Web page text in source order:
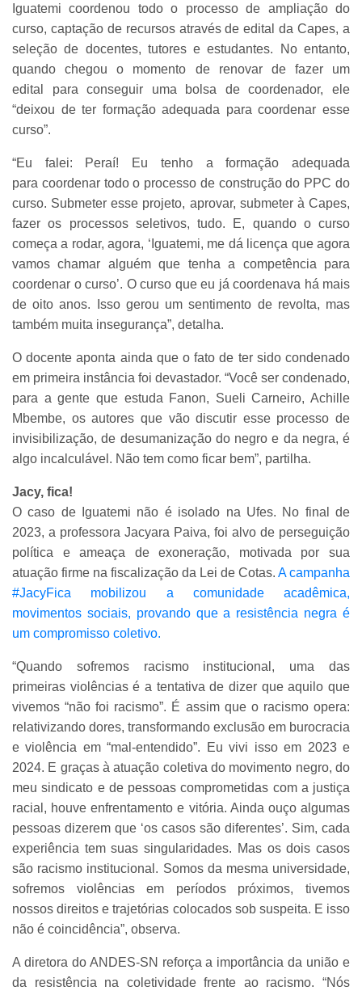
Iguatemi coordenou todo o processo de ampliação do
curso, captação de recursos através de edital da Capes, a
seleção de docentes, tutores e estudantes. No entanto,
quando chegou o momento de renovar de fazer um
edital para conseguir uma bolsa de coordenador, ele
“deixou de ter formação adequada para coordenar esse
curso”.
“Eu falei: Peraí! Eu tenho a formação adequada
para coordenar todo o processo de construção do PPC do
curso. Submeter esse projeto, aprovar, submeter à Capes,
fazer os processos seletivos, tudo. E, quando o curso
começa a rodar, agora, ‘Iguatemi, me dá licença que agora
vamos chamar alguém que tenha a competência para
coordenar o curso’. O curso que eu já coordenava há mais
de oito anos. Isso gerou um sentimento de revolta, mas
também muita insegurança”, detalha.
O docente aponta ainda que o fato de ter sido condenado
em primeira instância foi devastador. “Você ser condenado,
para a gente que estuda Fanon, Sueli Carneiro, Achille
Mbembe, os autores que vão discutir esse processo de
invisibilização, de desumanização do negro e da negra, é
algo incalculável. Não tem como ficar bem”, partilha.
Jacy, fica!
O caso de Iguatemi não é isolado na Ufes. No final de
2023, a professora Jacyara Paiva, foi alvo de perseguição
política e ameaça de exoneração, motivada por sua
atuação firme na fiscalização da Lei de Cotas. A campanha
#JacyFica mobilizou a comunidade acadêmica,
movimentos sociais, provando que a resistência negra é
um compromisso coletivo.
“Quando sofremos racismo institucional, uma das
primeiras violências é a tentativa de dizer que aquilo que
vivemos “não foi racismo”. É assim que o racismo opera:
relativizando dores, transformando exclusão em burocracia
e violência em “mal-entendido”. Eu vivi isso em 2023 e
2024. E graças à atuação coletiva do movimento negro, do
meu sindicato e de pessoas comprometidas com a justiça
racial, houve enfrentamento e vitória. Ainda ouço algumas
pessoas dizerem que ‘os casos são diferentes’. Sim, cada
experiência tem suas singularidades. Mas os dois casos
são racismo institucional. Somos da mesma universidade,
sofremos violências em períodos próximos, tivemos
nossos direitos e trajetórias colocados sob suspeita. E isso
não é coincidência”, observa.
A diretora do ANDES-SN reforça a importância da união e
da resistência na coletividade frente ao racismo. “Nós